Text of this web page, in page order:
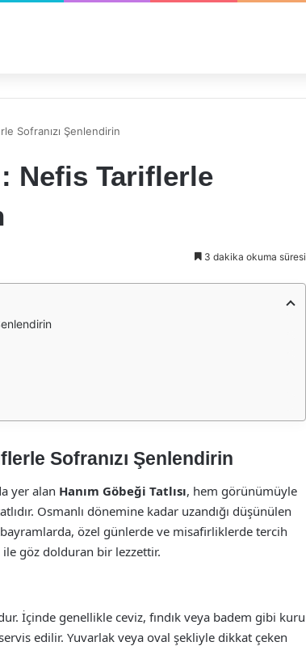
Sofranızı Şenlendirin
Nefis Tariflerle
3 dakika okuma süresi
Sofranızı Şenlendirin
yer alan Hanım Göbeği Tatlısı, hem görünümüyle
Osmanlı dönemine kadar uzandığı düşünülen
özel günlerde ve misafirliklerde tercih
ile göz dolduran bir lezzettir.
İçinde genellikle ceviz, fındık veya badem gibi kuru
edilir. Yuvarlak veya oval şekliyle dikkat çeken